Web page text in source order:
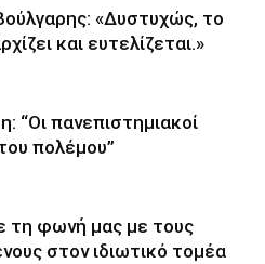
«Δυστυχώς, το
και ευτελίζεται.»
“Οι πανεπιστημιακοί
πολέμου”
τη φωνή μας με τους
στον ιδιωτικό τομέα